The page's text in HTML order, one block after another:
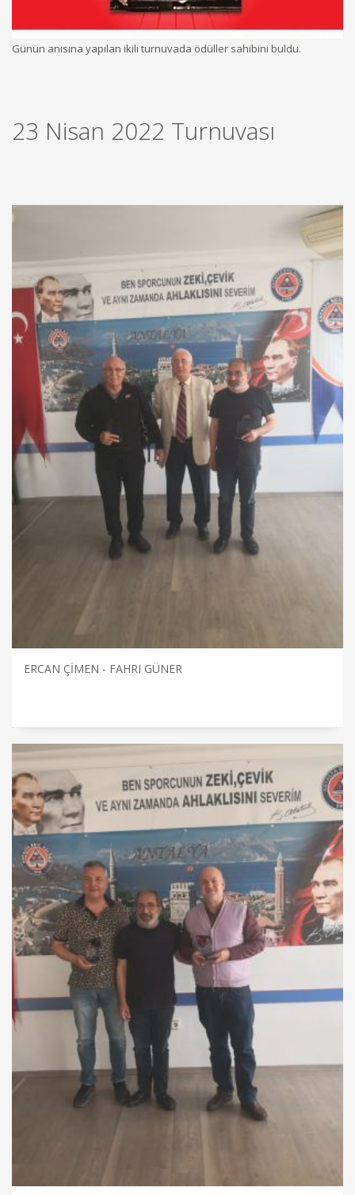
Günün anısına yapılan ikili turnuvada ödüller sahibini buldu.
23 Nisan 2022 Turnuvası
ERCAN ÇİMEN - FAHRI GÜNER